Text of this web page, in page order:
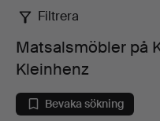
på
Kunst-
Filtrera
Matsalsmöbler på
Kleinhenz
Bevaka sökning